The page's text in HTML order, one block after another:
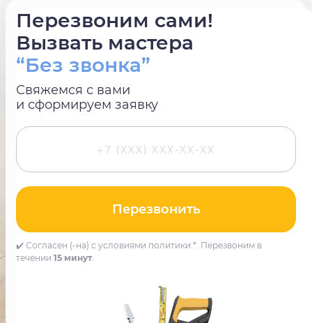
Перезвоним сами!
Вызвать мастера
“Без звонка”
Свяжемся с вами
и сформируем заявку
Перезвонить
✔️ Согласен (-на) с условиями политики *. Перезвоним в
течении 15 минут.